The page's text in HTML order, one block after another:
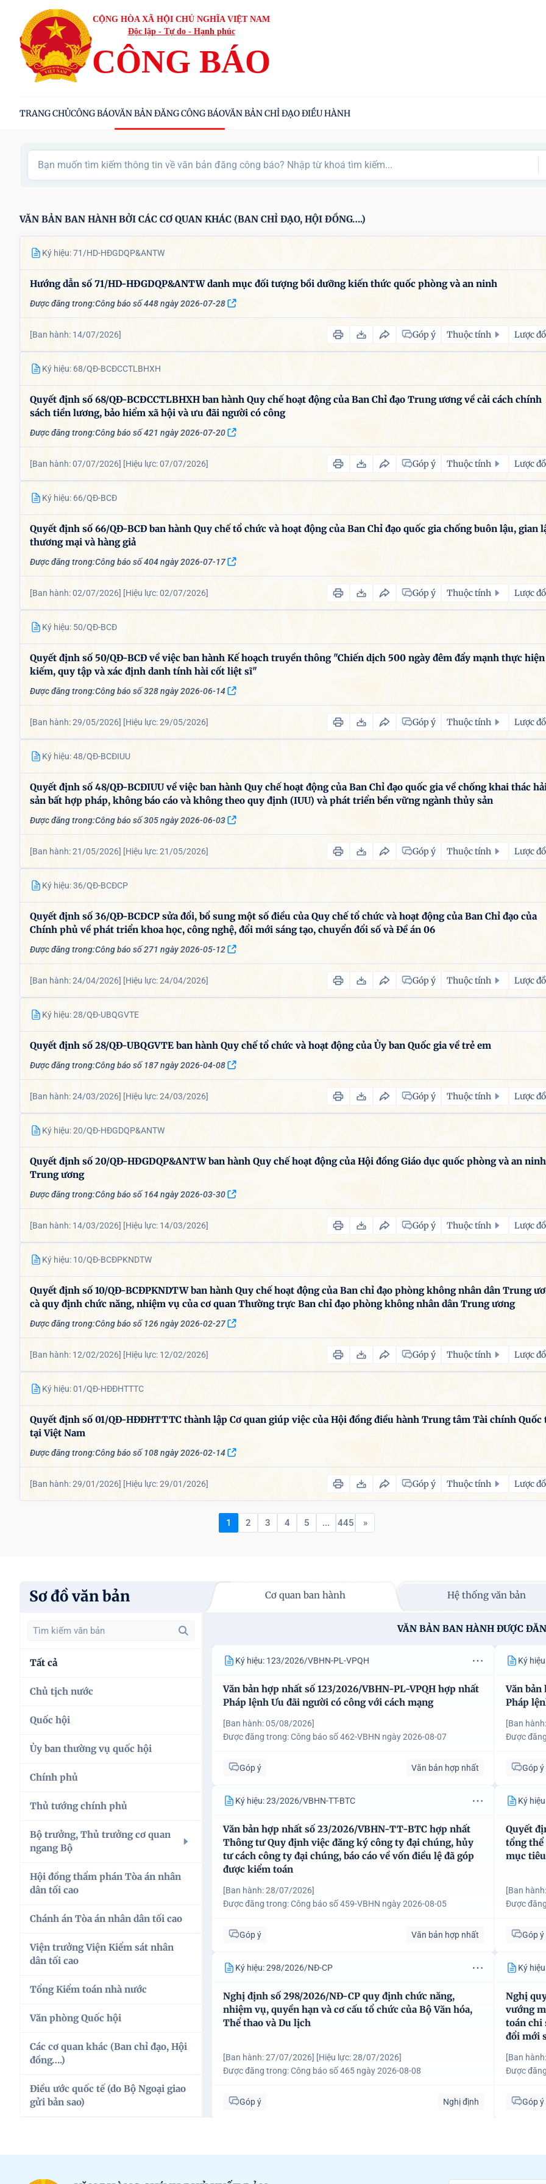
CỘNG HÒA XÃ HỘI CHỦ NGHĨA VIỆT NAM
Độc lập - Tự do - Hạnh phúc
CÔNG BÁO
TRANG CHỦCÔNG BÁOVĂN BẢN ĐĂNG CÔNG BÁOVĂN BẢN CHỈ ĐẠO ĐIỀU HÀNH
VĂN BẢN BAN HÀNH BỞI CÁC CƠ QUAN KHÁC (BAN CHỈ ĐẠO, HỘI ĐỒNG….)
Ký hiệu: 71/HD-HĐGDQP&ANTW
Hướng dẫn số 71/HD-HĐGDQP&ANTW danh mục đối tượng bồi dưỡng kiến thức quốc phòng và an ninh
Được đăng trong:Công báo số 448 ngày 2026-07-28
[Ban hành: 14/07/2026] Góp ý Thuộc tính Lược đồ
Ký hiệu: 68/QĐ-BCĐCCTLBHXH
Quyết định số 68/QĐ-BCĐCCTLBHXH ban hành Quy chế hoạt động của Ban Chỉ đạo Trung ương về cải cách chính
sách tiền lương, bảo hiểm xã hội và ưu đãi người có công
Được đăng trong:Công báo số 421 ngày 2026-07-20
[Ban hành: 07/07/2026] [Hiệu lực: 07/07/2026] Góp ý Thuộc tính Lược đồ
Ký hiệu: 66/QĐ-BCĐ
Quyết định số 66/QĐ-BCĐ ban hành Quy chế tổ chức và hoạt động của Ban Chỉ đạo quốc gia chống buôn lậu, gian
thương mại và hàng giả
Được đăng trong:Công báo số 404 ngày 2026-07-17
[Ban hành: 02/07/2026] [Hiệu lực: 02/07/2026] Góp ý Thuộc tính Lược đồ
Ký hiệu: 50/QĐ-BCĐ
Quyết định số 50/QĐ-BCĐ về việc ban hành Kế hoạch truyền thông "Chiến dịch 500 ngày đêm đẩy mạnh thực
kiếm, quy tập và xác định danh tính hài cốt liệt sĩ"
Được đăng trong:Công báo số 328 ngày 2026-06-14
[Ban hành: 29/05/2026] [Hiệu lực: 29/05/2026] Góp ý Thuộc tính Lược đồ
Ký hiệu: 48/QĐ-BCĐIUU
Quyết định số 48/QĐ-BCĐIUU về việc ban hành Quy chế hoạt động của Ban Chỉ đạo quốc gia về chống khai thác
sản bất hợp pháp, không báo cáo và không theo quy định (IUU) và phát triển bền vững ngành thủy sản
Được đăng trong:Công báo số 305 ngày 2026-06-03
[Ban hành: 21/05/2026] [Hiệu lực: 21/05/2026] Góp ý Thuộc tính Lược đồ
Ký hiệu: 36/QĐ-BCĐCP
Quyết định số 36/QĐ-BCĐCP sửa đổi, bổ sung một số điều của Quy chế tổ chức và hoạt động của Ban Chỉ đạo của
Chính phủ về phát triển khoa học, công nghệ, đổi mới sáng tạo, chuyển đổi số và Đề án 06
Được đăng trong:Công báo số 271 ngày 2026-05-12
[Ban hành: 24/04/2026] [Hiệu lực: 24/04/2026] Góp ý Thuộc tính Lược đồ
Ký hiệu: 28/QĐ-UBQGVTE
Quyết định số 28/QĐ-UBQGVTE ban hành Quy chế tổ chức và hoạt động của Ủy ban Quốc gia về trẻ em
Được đăng trong:Công báo số 187 ngày 2026-04-08
[Ban hành: 24/03/2026] [Hiệu lực: 24/03/2026] Góp ý Thuộc tính Lược đồ
Ký hiệu: 20/QĐ-HĐGDQP&ANTW
Quyết định số 20/QĐ-HĐGDQP&ANTW ban hành Quy chế hoạt động của Hội đồng Giáo dục quốc phòng và an ninh
Trung ương
Được đăng trong:Công báo số 164 ngày 2026-03-30
[Ban hành: 14/03/2026] [Hiệu lực: 14/03/2026] Góp ý Thuộc tính Lược đồ
Ký hiệu: 10/QĐ-BCĐPKNDTW
Quyết định số 10/QĐ-BCĐPKNDTW ban hành Quy chế hoạt động của Ban chỉ đạo phòng không nhân dân Trung
cà quy định chức năng, nhiệm vụ của cơ quan Thường trực Ban chỉ đạo phòng không nhân dân Trung ương
Được đăng trong:Công báo số 126 ngày 2026-02-27
[Ban hành: 12/02/2026] [Hiệu lực: 12/02/2026] Góp ý Thuộc tính Lược đồ
Ký hiệu: 01/QĐ-HĐĐHTTTC
Quyết định số 01/QĐ-HĐĐHTTTC thành lập Cơ quan giúp việc của Hội đồng điều hành Trung tâm Tài chính Quốc
tại Việt Nam
Được đăng trong:Công báo số 108 ngày 2026-02-14
[Ban hành: 29/01/2026] [Hiệu lực: 29/01/2026] Góp ý Thuộc tính Lược đồ
1 2 3 4 5 ... 445 »
Sơ đồ văn bản Cơ quan ban hành Hệ thống văn bản
Tất cả
Chủ tịch nước
Chủ tịch nước
Quốc hội
Quốc hội
Ủy ban thường vụ quốc hội
Ủy ban thường vụ quốc hội
Chính phủ
Chính phủ
Thủ tướng chính phủ
Thủ tướng chính phủ
Bộ trưởng, Thủ trưởng cơ quan
ngang Bộ
BỘ CÔNG AN
BỘ GIÁO DỤC VÀ ĐÀO TẠO
BỘ KHOA HỌC VÀ CÔNG NGHỆ
BỘ NGOẠI GIAO
BỘ NÔNG NGHIỆP VÀ MÔI
TRƯỜNG
BỘ NỘI VỤ
Hội đồng thẩm phán Tòa án nhân
dân tối cao
Hội đồng thẩm phán Tòa án nhân
Chánh án Tòa án nhân dân tối cao
Chánh án Tòa án nhân dân tối cao
Viện trưởng Viện Kiểm sát nhân
dân tối cao
Viện trưởng Viện Kiểm sát nhân dân
Tổng Kiểm toán nhà nước
Tổng Kiểm toán nhà nước
Văn phòng Quốc hội
Văn phòng Quốc hội
Các cơ quan khác (Ban chỉ đạo, Hội
đồng….)
Các cơ quan khác (Ban chỉ đạo, Hội
đồng….)
Điều ước quốc tế (do Bộ Ngoại giao
gửi bản sao)
VĂN BẢN BAN HÀNH ĐƯỢC
Ký hiệu: 123/2026/VBHN-PL-VPQH
Văn bản hợp nhất số 123/2026/VBHN-PL-VPQH hợp nhất
Pháp lệnh Ưu đãi người có công với cách mạng
[Ban hành: 05/08/2026]
Được đăng trong:Công báo số 462-VBHN ngày 2026-08-07
Góp ý Văn bản hợp nhất
Ký
Văn bản
Pháp
[Ban
Được
Góp ý
Ký hiệu: 23/2026/VBHN-TT-BTC
Văn bản hợp nhất số 23/2026/VBHN-TT-BTC hợp nhất
Thông tư Quy định việc đăng ký công ty đại chúng, hủy
tư cách công ty đại chúng, báo cáo về vốn điều lệ đã góp
được kiểm toán
[Ban hành: 28/07/2026]
Được đăng trong:Công báo số 459-VBHN ngày 2026-08-05
Góp ý Văn bản hợp nhất
Ký
Quyết
tổng
mục
[Ban
Được
Góp ý
Ký hiệu: 298/2026/NĐ-CP
Nghị định số 298/2026/NĐ-CP quy định chức năng,
nhiệm vụ, quyền hạn và cơ cấu tổ chức của Bộ Văn hóa,
Thể thao và Du lịch
[Ban hành: 27/07/2026] [Hiệu lực: 28/07/2026]
Được đăng trong:Công báo số 465 ngày 2026-08-08
Góp ý Nghị định
Ký
Nghị
vướng
toán chi
đổi mới
[Ban
Được
Góp ý